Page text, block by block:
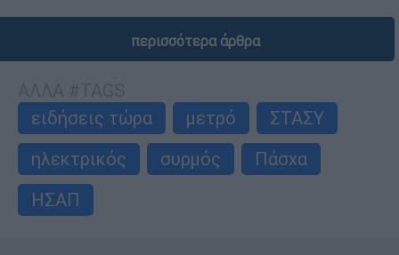
περισσότερα άρθρα
ειδήσεις τώρα
μετρό
ΣΤΑΣΥ
ηλεκτρικός
συρμός
Πάσχα
ΗΣΑΠ